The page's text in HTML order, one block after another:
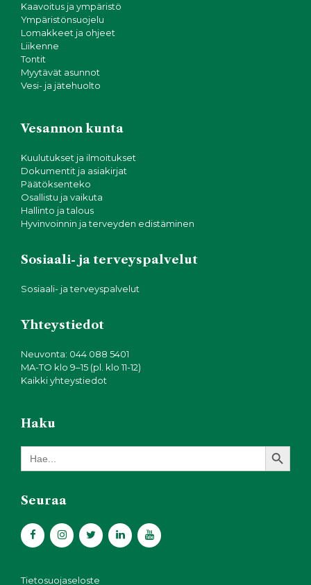
Kaavoitus ja ympäristö
Ympäristönsuojelu
Lomakkeet ja ohjeet
Liikenne
Tontit
Myytävät asunnot
Vesi- ja jätehuolto
Vesannon kunta
Kuulutukset ja ilmoitukset
Dokumentit ja asiakirjat
Päätöksenteko
Osallistu ja vaikuta
Hallinto ja talous
Hyvinvoinnin ja terveyden edistäminen
Sosiaali- ja terveyspalvelut
Sosiaali- ja terveyspalvelut
Yhteystiedot
Neuvonta: 044 088 5401
MA-TO klo 9–15 (pl. klo 11-12)
Kaikki yhteystiedot
Haku
Search
for:
Search Button
Seuraa
Tietosuojaseloste